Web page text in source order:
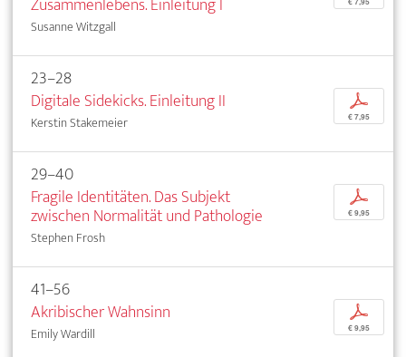
Susanne Witzgall
23–28
Digitale Sidekicks. Einleitung II
Kerstin Stakemeier
p
€ 7,95
29–40
Fragile Identitäten. Das Subjekt
zwischen Normalität und Pathologie
Stephen Frosh
p
€ 9,95
41–56
Akribischer Wahnsinn
Emily Wardill
p
€ 9,95